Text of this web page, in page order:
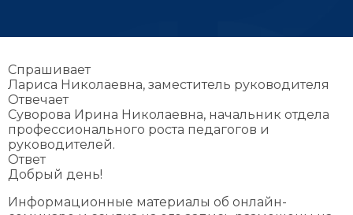
Спрашивает
Лариса Николаевна, заместитель руководителя
Отвечает
Суворова Ирина Николаевна, начальник отдела
профессионального роста педагогов и
руководителей.
Ответ
Добрый день!
Информационные материалы об онлайн-